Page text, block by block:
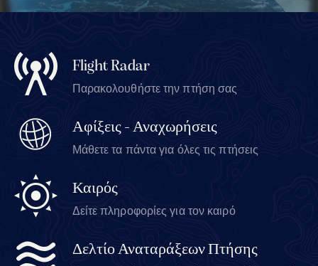
Flight Radar
Παρακολουθήστε την πτήση σας
Αφίξεις - Αναχωρήσεις
Μάθετε τα πάντα για όλες τις πτήσεις
Καιρός
Δείτε πληροφορίες για τον καιρό
Δελτίο Αναταράξεων Πτήσης